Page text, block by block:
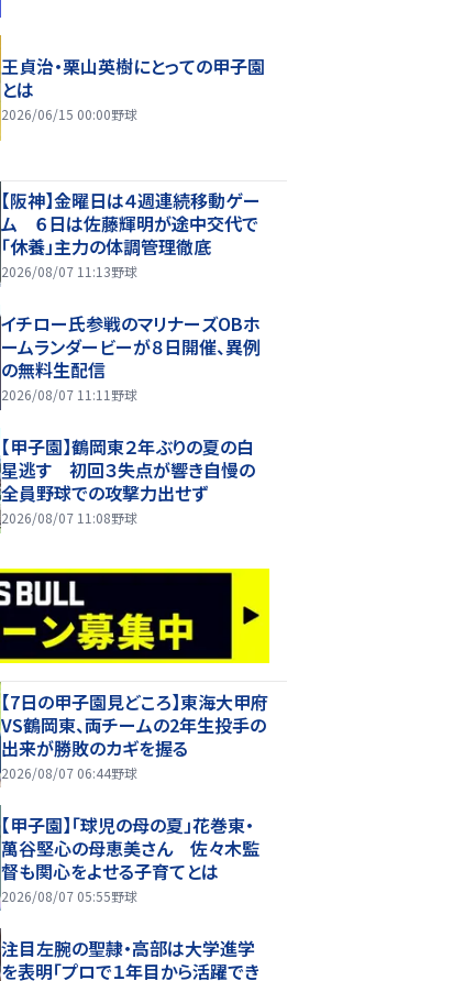
王貞治・栗山英樹にとっての甲子園
とは
2026/06/15 00:00野球
【阪神】金曜日は４週連続移動ゲー
ム ６日は佐藤輝明が途中交代で
「休養」主力の体調管理徹底
2026/08/07 11:13野球
イチロー氏参戦のマリナーズOBホ
ームランダービーが８日開催、異例
の無料生配信
2026/08/07 11:11 野球
【甲子園】鶴岡東２年ぶりの夏の白
星逃す 初回３失点が響き自慢の
全員野球での攻撃力出せず
2026/08/07 11:08野球
【7日の甲子園見どころ】東海大甲府
VS鶴岡東、両チームの2年生投手の
出来が勝敗のカギを握る
2026/08/07 06:44野球
【甲子園】「球児の母の夏」花巻東・
萬谷堅心の母恵美さん 佐々木監
督も関心をよせる子育てとは
2026/08/07 05:55野球
注目左腕の聖隷・高部は大学進学
を表明「プロで１年目から活躍でき